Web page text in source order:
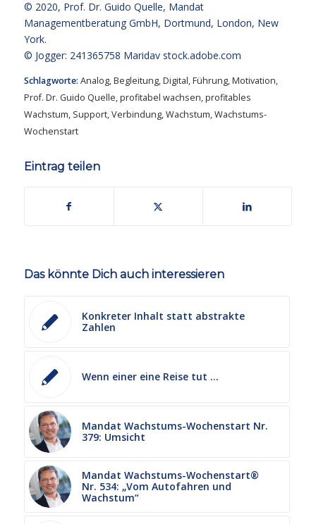
© 2020, Prof. Dr. Guido Quelle, Mandat
Managementberatung GmbH, Dortmund, London, New
York.
© Jogger: 241365758 Maridav stock.adobe.com
Schlagworte: Analog,Begleitung,Digital,Führung,Motivation,
Prof. Dr. Guido Quelle,profitabel wachsen,profitables
Wachstum, Support,Verbindung,Wachstum,Wachstums-
Wochenstart
Eintrag teilen
Das könnte Dich auch interessieren
Konkreter Inhalt statt abstrakte
Zahlen
Wenn einer eine Reise tut …
Mandat Wachstums-Wochenstart Nr.
379: Umsicht
Mandat Wachstums-Wochenstart®
Nr. 534: „Vom Autofahren und
Wachstum“